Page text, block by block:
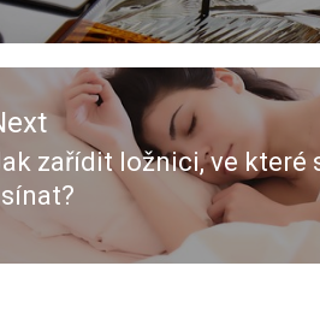
zařídit ložnici, ve které